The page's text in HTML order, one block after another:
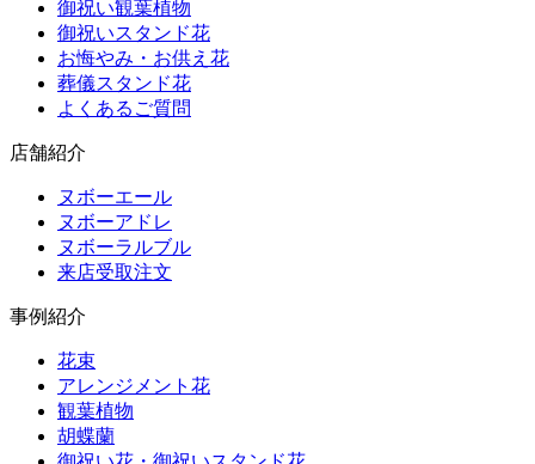
御祝い観葉植物
御祝いスタンド花
お悔やみ・お供え花
葬儀スタンド花
よくあるご質問
店舗紹介
ヌボーエール
ヌボーアドレ
ヌボーラルブル
来店受取注文
事例紹介
花束
アレンジメント花
観葉植物
胡蝶蘭